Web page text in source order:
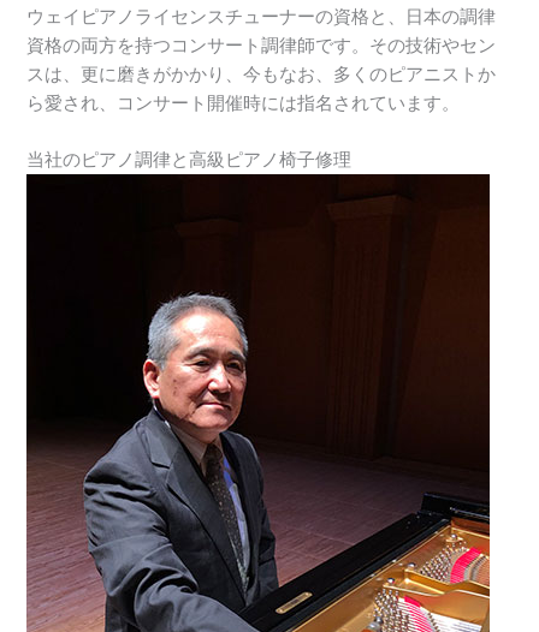
ウェイピアノライセンスチューナーの資格と、日本の調律
資格の両方を持つコンサート調律師です。その技術やセン
スは、更に磨きがかかり、今もなお、多くのピアニストか
ら愛され、コンサート開催時には指名されています。
当社のピアノ調律と高級ピアノ椅子修理